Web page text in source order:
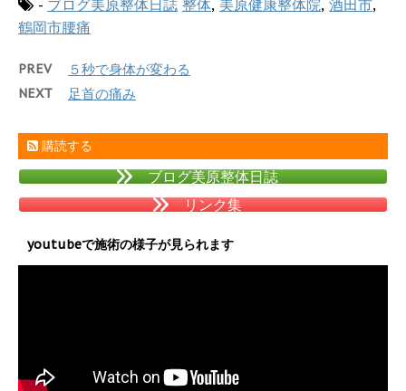
- ブログ美原整体日誌 整体, 美原健康整体院, 酒田市,
鶴岡市腰痛
PREV ５秒で身体が変わる
NEXT 足首の痛み
購読する
ブログ美原整体日誌
リンク集
youtubeで施術の様子が見られます